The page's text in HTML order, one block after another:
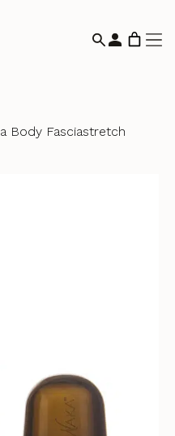
Body Fasciastretch